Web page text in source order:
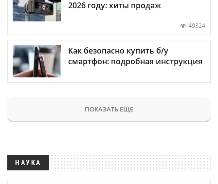
2026 году: хиты продаж
49324
Как безопасно купить б/у
смартфон: подробная инструкция
ПОКАЗАТЬ ЕЩЕ
НАУКА